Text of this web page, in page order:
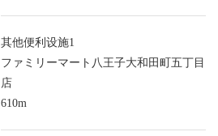
其他便利设施1
ファミリーマート八王子大和田町五丁目
店
610m